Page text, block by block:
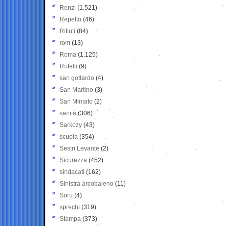
Renzi (1.521)
Repetto (46)
Rifiuti (84)
rom (13)
Roma (1.125)
Rutelli (9)
san gottardo (4)
San Martino (3)
San Miniato (2)
sanità (306)
Sarkozy (43)
scuola (354)
Sestri Levante (2)
Sicurezza (452)
sindacati (162)
Sinistra arcobaleno (11)
Soru (4)
sprechi (319)
Stampa (373)